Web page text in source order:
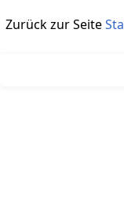
Zurück zur Seite